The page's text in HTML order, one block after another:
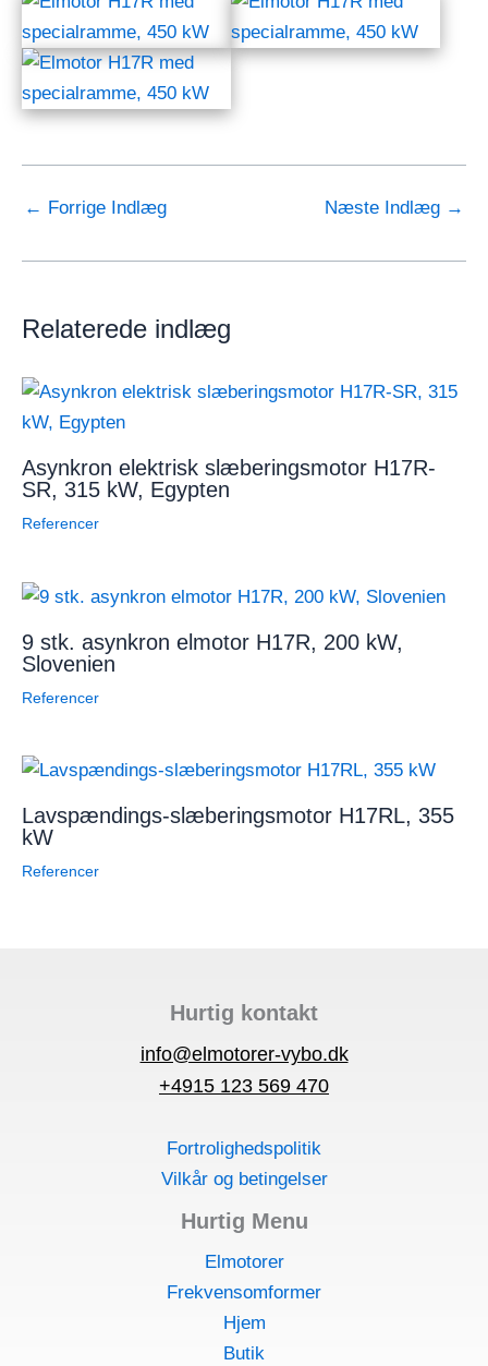
← Forrige Indlæg Næste Indlæg →
Relaterede indlæg
Asynkron elektrisk slæberingsmotor H17R-
SR, 315 kW, Egypten
Referencer
9 stk. asynkron elmotor H17R, 200 kW,
Slovenien
Referencer
Lavspændings-slæberingsmotor H17RL, 355
kW
Referencer
Hurtig kontakt
info@elmotorer-vybo.dk
+4915 123 569 470
Fortrolighedspolitik
Vilkår og betingelser
Hurtig Menu
Elmotorer
Frekvensomformer
Hjem
Butik